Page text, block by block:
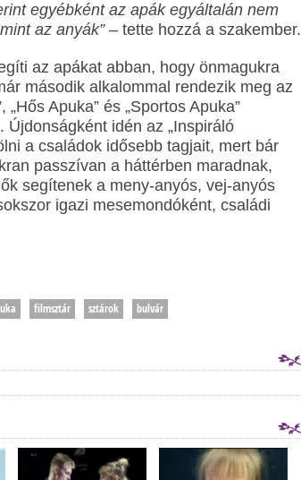
egyébként az apák egyáltalán nem
az anyák”– tette hozzá a szakember.
az apákat abban, hogy önmagukra
második alkalommal rendezik meg az
Apuka” és „Sportos Apuka”
idén az „Inspiráló
a családok idősebb tagjait, mert bár
passzívan a háttérben maradnak,
segítenek a meny-anyós, vej-anyós
igazi mesemondóként, családi
filmsztár sztárok bulvár